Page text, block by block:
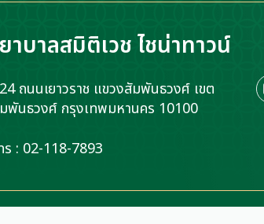
าบาลสมิติเวช ไชน่าทาวน์
ถนนเยาวราช แขวงสัมพันธวงศ์ เขต
พันธวงศ์ กรุงเทพมหานคร 10100
ร : 02-118-7893